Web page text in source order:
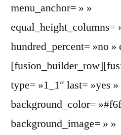
menu_anchor= » »
equal_height_columns=
hundred_percent= »no
type= »1_1″ last= »yes
background_color=
background_image= » »